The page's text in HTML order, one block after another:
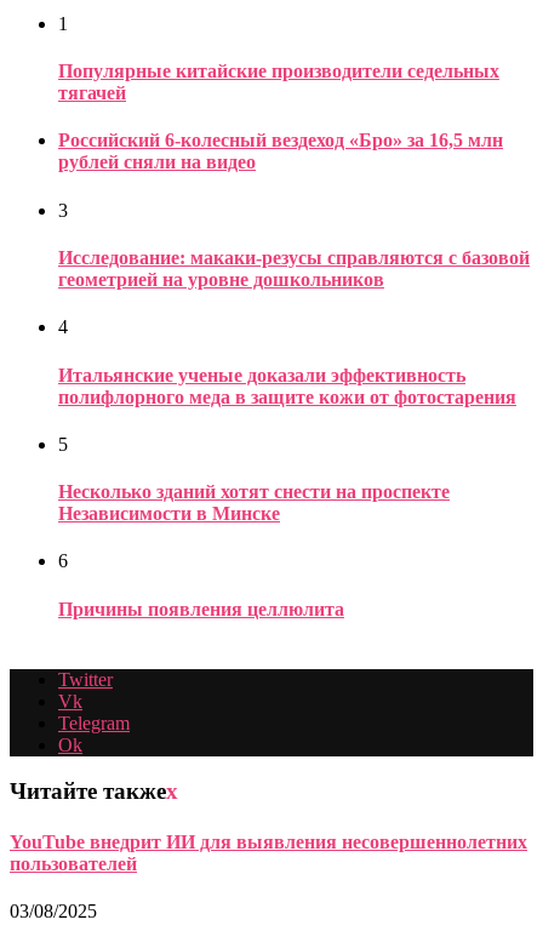
1
Популярные китайские производители седельных
тягачей
Российский 6-колесный вездеход «Бро» за 16,5 млн
рублей сняли на видео
3
Исследование: макаки-резусы справляются с базовой
геометрией на уровне дошкольников
4
Итальянские ученые доказали эффективность
полифлорного меда в защите кожи от фотостарения
5
Несколько зданий хотят снести на проспекте
Независимости в Минске
6
Причины появления целлюлита
Twitter
Vk
Telegram
Ok
Читайте такжеx
YouTube внедрит ИИ для выявления несовершеннолетних
пользователей
03/08/2025